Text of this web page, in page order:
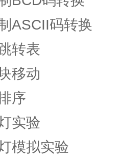
码转换
转表
移动
序
实验
拟实验